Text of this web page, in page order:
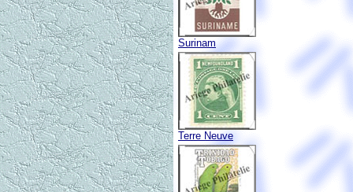
Surinam
Terre Neuve